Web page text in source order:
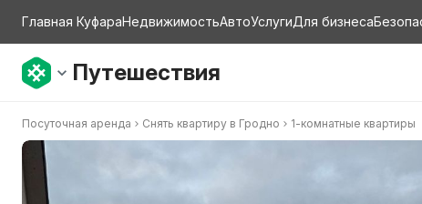
Главная КуфараНедвижимостьАвтоУслугиДля бизнеса
Путешествия
Посуточная аренда Снять квартиру в Гродно 1-комнатные квартиры